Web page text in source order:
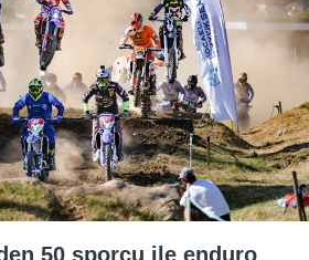
50 sporcu ile enduro